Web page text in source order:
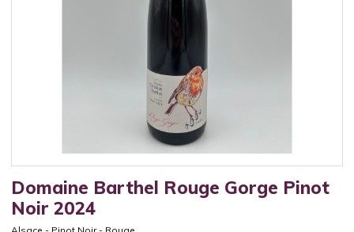
Domaine Barthel Rouge Gorge Pinot
Noir 2024